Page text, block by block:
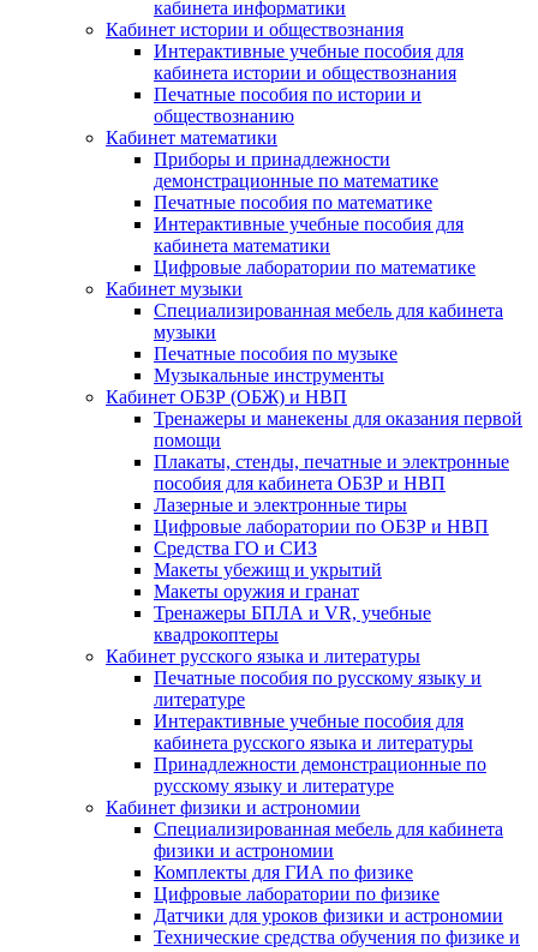
кабинета информатики
Кабинет истории и обществознания
Интерактивные учебные пособия для
кабинета истории и обществознания
Печатные пособия по истории и
обществознанию
Кабинет математики
Приборы и принадлежности
демонстрационные по математике
Печатные пособия по математике
Интерактивные учебные пособия для
кабинета математики
Цифровые лаборатории по математике
Кабинет музыки
Специализированная мебель для кабинета
музыки
Печатные пособия по музыке
Музыкальные инструменты
Кабинет ОБЗР (ОБЖ) и НВП
Тренажеры и манекены для оказания первой
помощи
Плакаты, стенды, печатные и электронные
пособия для кабинета ОБЗР и НВП
Лазерные и электронные тиры
Цифровые лаборатории по ОБЗР и НВП
Средства ГО и СИЗ
Макеты убежищ и укрытий
Макеты оружия и гранат
Тренажеры БПЛА и VR, учебные
квадрокоптеры
Кабинет русского языка и литературы
Печатные пособия по русскому языку и
литературе
Интерактивные учебные пособия для
кабинета русского языка и литературы
Принадлежности демонстрационные по
русскому языку и литературе
Кабинет физики и астрономии
Специализированная мебель для кабинета
физики и астрономии
Комплекты для ГИА по физике
Цифровые лаборатории по физике
Датчики для уроков физики и астрономии
Технические средства обучения по физике и